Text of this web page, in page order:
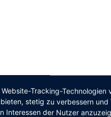
Tracking-Technologien
stetig zu verbessern und
Interessen der Nutzer